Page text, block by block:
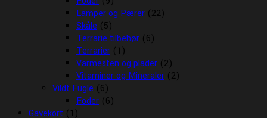
Lamper og Pærer (22)
Skåle (5)
Terrarie tilbehør (6)
Terrarier (1)
Varmesten og plader (2)
Vitaminer og Mineraler (2)
Vildt Fugle (6)
Foder (6)
Gavekort (1)